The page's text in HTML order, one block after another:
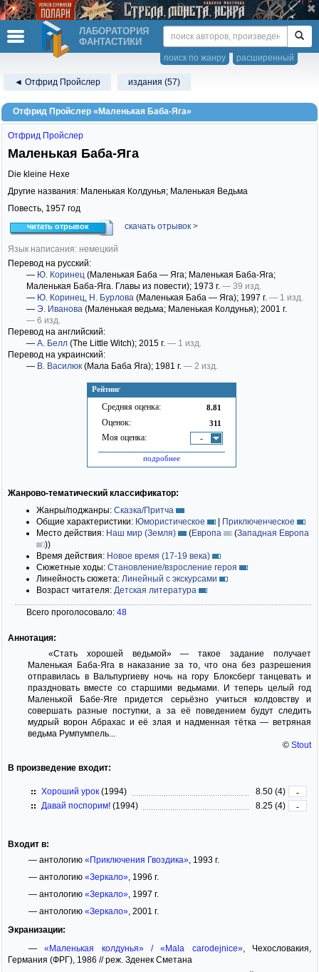
ЛАБОРАТОРИЯ
ФАНТАСТИКИ
расширенный
поиск по жанру
◄ Отфрид Пройслер издания (57)
Отфрид Пройслер «Маленькая Баба-Яга»
Рейтинг
Средняя оценка: 8.81
Оценок: 311
Моя оценка: -
подробнее
Отфрид Пройслер
Маленькая Баба-Яга
Die kleine Hexe
Другие названия: Маленькая Колдунья; Маленькая Ведьма
Повесть, 1957 год
читать отрывок скачать отрывок >
Язык написания: немецкий
Перевод на русский:
— Ю. Коринец (Маленькая Баба — Яга; Маленькая Баба-Яга;
Маленькая Баба-Яга. Главы из повести); 1973 г. — 39 изд.
— Ю. Коринец, Н. Бурлова (Маленькая Баба — Яга); 1997 г. — 1 изд.
— Э. Иванова (Маленькая ведьма; Маленькая Колдунья); 2001 г.
— 6 изд.
Перевод на английский:
— А. Белл (The Little Witch); 2015 г. — 1 изд.
Перевод на украинский:
— В. Василюк (Мала Баба Яга); 1981 г. — 2 изд.
Жанрово-тематический классификатор:
Жанры/поджанры: Сказка/Притча
Общие характеристики: Юмористическое | Приключенческое
Место действия: Наш мир (Земля) (Европа (Западная Европа
))
Время действия: Новое время (17-19 века)
Сюжетные ходы: Становление/взросление героя
Линейность сюжета: Линейный с экскурсами
Возраст читателя: Детская литература
Всего проголосовало: 48
Аннотация:
«Стать хорошей ведьмой» — такое задание получает
Маленькая Баба-Яга в наказание за то, что она без разрешения
отправилась в Вальпургиеву ночь на гору Блоксберг танцевать и
праздновать вместе со старшими ведьмами. И теперь целый год
Маленькой Бабе-Яге придется серьёзно учиться колдовству и
совершать разные поступки, а за её поведением будут следить
мудрый ворон Абрахас и её злая и надменная тётка — ветряная
ведьма Румпумпель...
© Stout
В произведение входит:
Хороший урок (1994) 8.50 (4)
-
Давай поспорим! (1994) 8.25 (4) -
Входит в:
— антологию «Приключения Гвоздика», 1993 г.
— антологию «Зеркало», 1996 г.
— антологию «Зеркало», 1997 г.
— антологию «Зеркало», 2001 г.
Экранизации:
—«Маленькая колдунья» / «Mala carodejnice», Чехословакия,
Германия (ФРГ), 1986 // реж. Зденек Сметана